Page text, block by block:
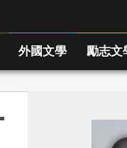
外國文學 勵志文